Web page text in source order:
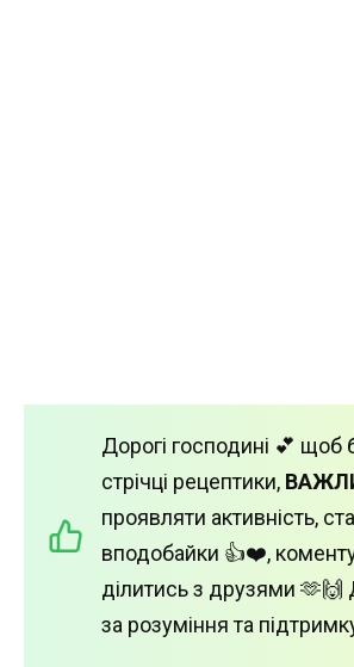
Дорогі господині 💕 щоб
стрічці рецептики,
проявляти активність,
вподобайки 👍❤️,
ділитись з друзями 🫶🙌
за розуміння та